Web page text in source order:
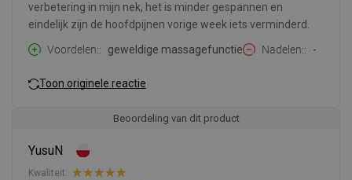
verbetering in mijn nek, het is minder gespannen en
eindelijk zijn de hoofdpijnen vorige week iets verminderd.
Voordelen:
geweldige massagefunctie Nadelen: -
Toon originele reactie
Beoordeling van dit product
YusuN
Kwaliteit: